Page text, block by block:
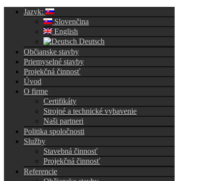
Jazyk:
Slovenčina
English
Deutsch
Občianske stavby
Priemyselné stavby
Projekčná činnosť
Úvod
O firme
Certifikáty
Strojné a technické vybavenie
Naši partneri
Politika spoločnosti
Služby
Stavebná činnosť
Projekčná činnosť
Referencie